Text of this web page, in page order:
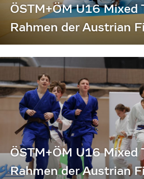
ÖSTM+ÖM U16 Mixed
Rahmen der Austrian
ÖSTM+ÖM U16 Mixed
Rahmen der Austrian